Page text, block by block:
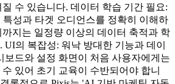
수 있습니다. 데이터 학습 기간 필요:
성과 타겟 오디언스를 정확히 이해하
지는 일정량 이상의 데이터 축적과 학
UI의 복잡성: 워낙 방대한 기능과 데이
보드와 설정 화면이 처음 사용자에게는
있어 초기 교육이 수반되어야 합니